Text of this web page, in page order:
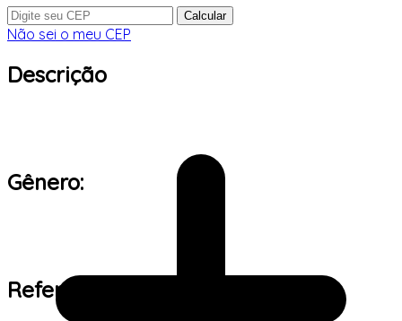
Calcular
Não sei o meu CEP
Descrição
Gênero:
Referência de tamanho: